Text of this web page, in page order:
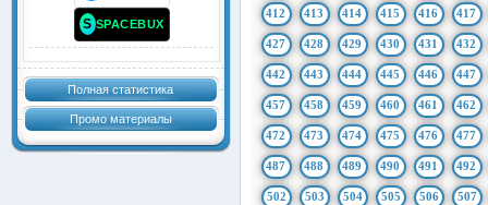
S SPACEBUX
Полная статистика
Промо материалы
412 413 414 415 416 417
427 428 429 430 431 432
442 443 444 445 446 447
457 458 459 460 461 462
472 473 474 475 476 477
487 488 489 490 491 492
502 503 504 505 506 507